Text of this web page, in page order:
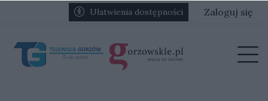
Przejdź do głównych treści
Przejdź do głównego menuUłatwienia dostępności Zaloguj się